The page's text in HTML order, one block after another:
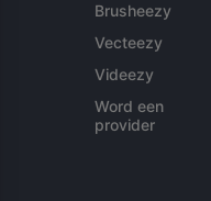
Brusheezy
Vecteezy
Videezy
Word een
provider